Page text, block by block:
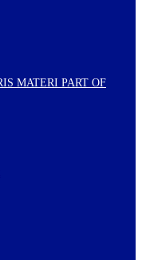
MATERI PART OF